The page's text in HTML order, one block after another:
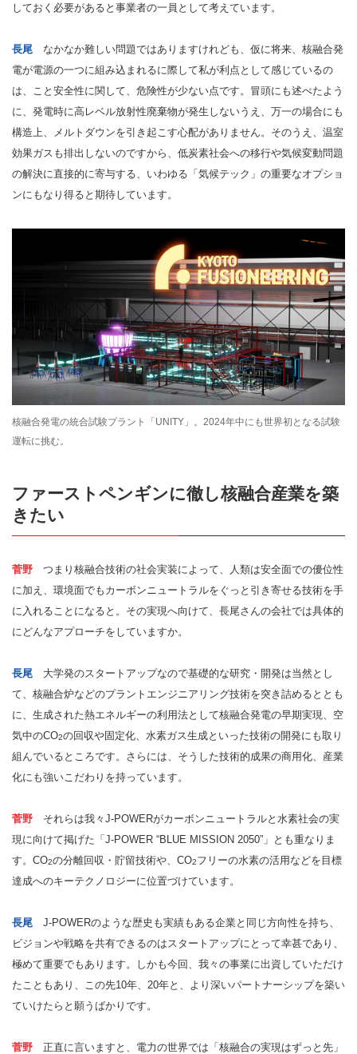
しておく必要があると事業者の一員として考えています。
長尾 なかなか難しい問題ではありますけれども、仮に将来、核融合発
電が電源の一つに組み込まれるに際して私が利点として感じているの
は、こと安全性に関して、危険性が少ない点です。冒頭にも述べたよう
に、発電時に高レベル放射性廃棄物が発生しないうえ、万一の場合にも
構造上、メルトダウンを引き起こす心配がありません。そのうえ、温室
効果ガスも排出しないのですから、低炭素社会への移行や気候変動問題
の解決に直接的に寄与する、いわゆる「気候テック」の重要なオプショ
ンにもなり得ると期待しています。
核融合発電の統合試験プラント「UNITY」。2024年中にも世界初となる試験
運転に挑む。
ファーストペンギンに徹し核融合産業を築
きたい
菅野 つまり核融合技術の社会実装によって、人類は安全面での優位性
に加え、環境面でもカーボンニュートラルをぐっと引き寄せる技術を手
に入れることになると。その実現へ向けて、長尾さんの会社では具体的
にどんなアプローチをしていますか。
長尾 大学発のスタートアップなので基礎的な研究・開発は当然とし
て、核融合炉などのプラントエンジニアリング技術を突き詰めるととも
に、生成された熱エネルギーの利用法として核融合発電の早期実現、空
気中のCO2の回収や固定化、水素ガス生成といった技術の開発にも取り
組んでいるところです。さらには、そうした技術的成果の商用化、産業
化にも強いこだわりを持っています。
菅野 それらは我々J-POWERがカーボンニュートラルと水素社会の実
現に向けて掲げた「J-POWER “BLUE MISSION 2050”」とも重なりま
す。CO2の分離回収・貯留技術や、CO2フリーの水素の活用などを目標
達成へのキーテクノロジーに位置づけています。
長尾 J-POWERのような歴史も実績もある企業と同じ方向性を持ち、
ビジョンや戦略を共有できるのはスタートアップにとって幸甚であり、
極めて重要でもあります。しかも今回、我々の事業に出資していただけ
たこともあり、この先10年、20年と、より深いパートナーシップを築い
ていけたらと願うばかりです。
菅野 正直に言いますと、電力の世界では「核融合の実現はずっと先」